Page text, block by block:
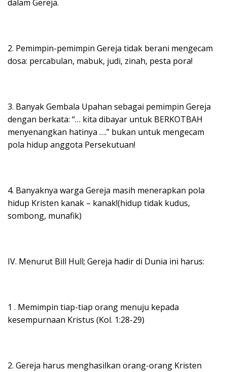
dalam Gereja.
2. Pemimpin-pemimpin Gereja tidak berani mengecam
dosa: percabulan, mabuk, judi, zinah, pesta pora!
3. Banyak Gembala Upahan sebagai pemimpin Gereja
dengan berkata: “… kita dibayar untuk BERKOTBAH
menyenangkan hatinya ….” bukan untuk mengecam
pola hidup anggota Persekutuan!
4. Banyaknya warga Gereja masih menerapkan pola
hidup Kristen kanak – kanak!(hidup tidak kudus,
sombong, munafik)
IV. Menurut Bill Hull; Gereja hadir di Dunia ini harus:
1 . Memimpin tiap-tiap orang menuju kepada
kesempurnaan Kristus (Kol. 1:28-29)
2. Gereja harus menghasilkan orang-orang Kristen